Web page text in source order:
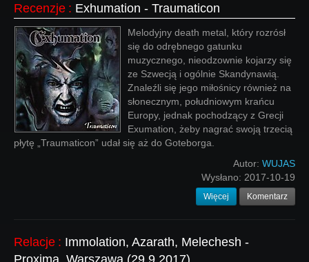
Recenzje : Exhumation - Traumaticon
Melodyjny death metal, który rozrósł
się do odrębnego gatunku
muzycznego, nieodzownie kojarzy się
ze Szwecją i ogólnie Skandynawią.
Znaleźli się jego miłośnicy również na
słonecznym, południowym krańcu
Europy, jednak pochodzący z Grecji
Exumation, żeby nagrać swoją trzecią
płytę „Traumaticon” udał się aż do Goteborga.
Autor: WUJAS
Wysłano: 2017-10-19
Więcej Komentarz
Relacje : Immolation, Azarath, Melechesh -
Proxima, Warszawa (29.9.2017)